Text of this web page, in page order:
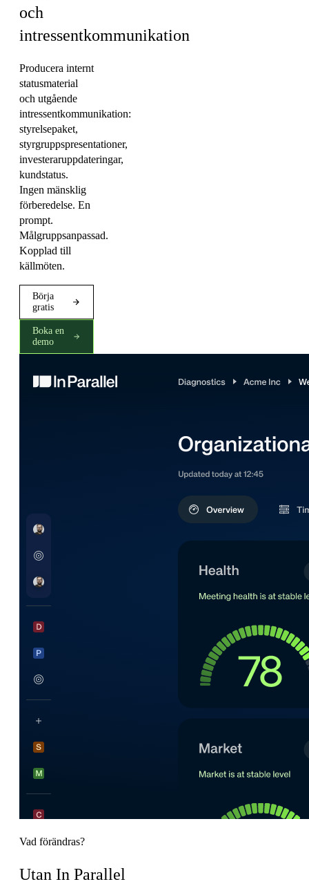
och
intressentkommunikation
Producera internt
statusmaterial
och utgående
intressentkommunikation:
styrelsepaket,
styrgruppspresentationer,
investeraruppdateringar,
kundstatus.
Ingen mänsklig
förberedelse. En
prompt.
Målgruppsanpassad.
Kopplad till
källmöten.
Börja
gratis
Boka en
demo
Vad förändras?
Utan In Parallel